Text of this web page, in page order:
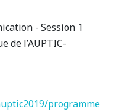
- Session 1
de l’AUPTIC-
programme